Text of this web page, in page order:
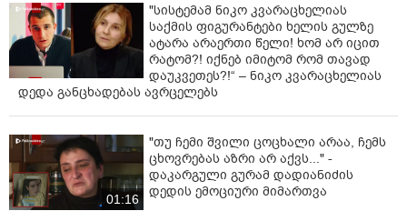
"სისტემამ ნიკო კვარაცხელიას
საქმის ფიგურანტები ხელის გულზე
ატარა არაერთი წელი! ხომ არ იცით
რატომ?! იქნებ იმიტომ რომ თავად
დაუკვეთეს?!“ – ნიკო კვარაცხელიას
დედა განცხადებას ავრცელებს
01:16
"თუ ჩემი შვილი ცოცხალი არაა, ჩემს
ცხოვრებას აზრი არ აქვს..." -
დაკარგული გურამ დადიანიძის
დედის ემოციური მიმართვა